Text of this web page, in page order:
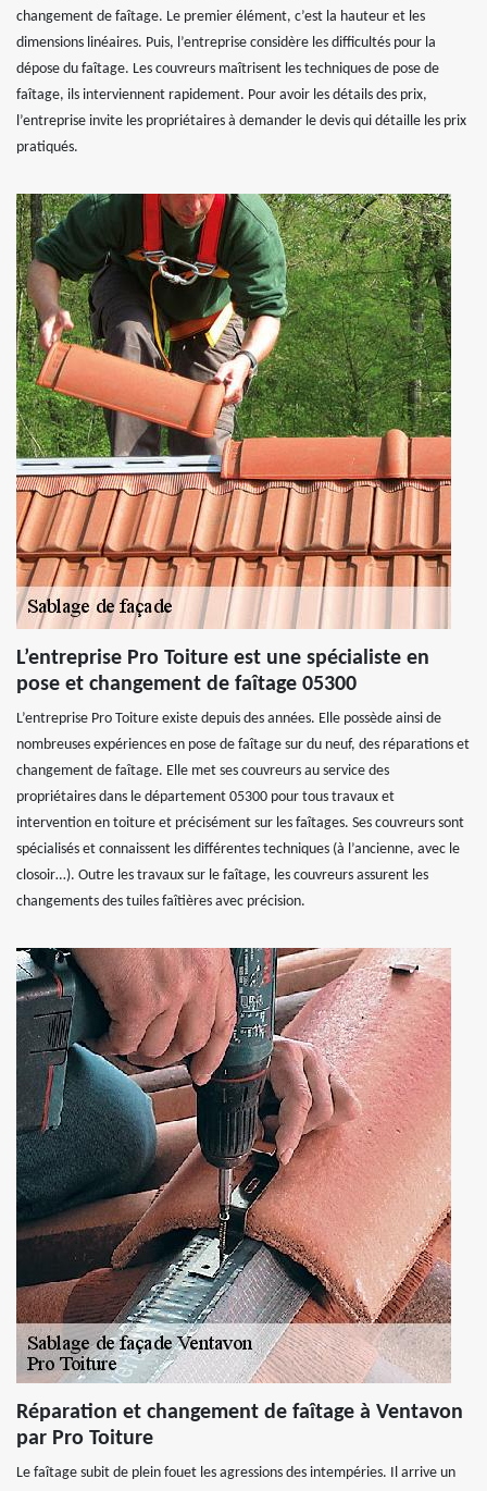
changement de faîtage. Le premier élément, c’est la hauteur et les
dimensions linéaires. Puis, l’entreprise considère les difficultés pour la
dépose du faîtage. Les couvreurs maîtrisent les techniques de pose de
faîtage, ils interviennent rapidement. Pour avoir les détails des prix,
l’entreprise invite les propriétaires à demander le devis qui détaille les prix
pratiqués.
L’entreprise Pro Toiture est une spécialiste en
pose et changement de faîtage 05300
L’entreprise Pro Toiture existe depuis des années. Elle possède ainsi de
nombreuses expériences en pose de faîtage sur du neuf, des réparations et
changement de faîtage. Elle met ses couvreurs au service des
propriétaires dans le département 05300 pour tous travaux et
intervention en toiture et précisément sur les faîtages. Ses couvreurs sont
spécialisés et connaissent les différentes techniques (à l’ancienne, avec le
closoir…). Outre les travaux sur le faîtage, les couvreurs assurent les
changements des tuiles faîtières avec précision.
Réparation et changement de faîtage à Ventavon
par Pro Toiture
Le faîtage subit de plein fouet les agressions des intempéries. Il arrive un